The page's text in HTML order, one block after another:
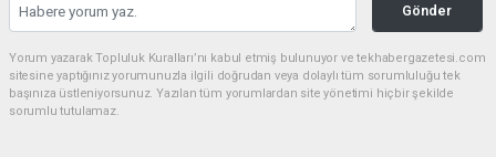
Gönder
Yorum yazarak Topluluk Kuralları’nı kabul etmiş bulunuyor ve tekhabergazetesi.com
sitesine yaptığınız yorumunuzla ilgili doğrudan veya dolaylı tüm sorumluluğu tek
başınıza üstleniyorsunuz. Yazılan tüm yorumlardan site yönetimi hiçbir şekilde
sorumlu tutulamaz.